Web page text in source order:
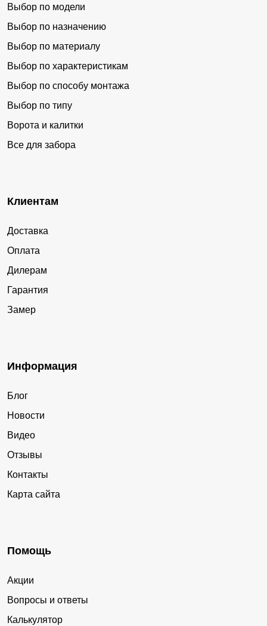
Выбор по модели
Выбор по назначению
Выбор по материалу
Выбор по характеристикам
Выбор по способу монтажа
Выбор по типу
Ворота и калитки
Все для забора
Клиентам
Доставка
Оплата
Дилерам
Гарантия
Замер
Информация
Блог
Новости
Видео
Отзывы
Контакты
Карта сайта
Помощь
Акции
Вопросы и ответы
Калькулятор